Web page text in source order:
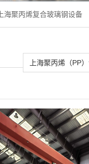
上海聚丙烯复合玻璃钢设备
上海聚丙烯（PP